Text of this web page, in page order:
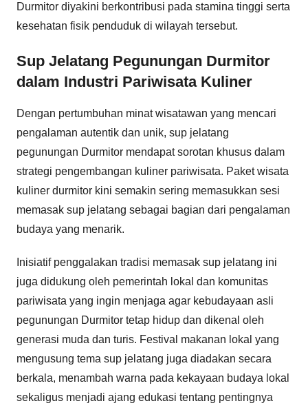
Durmitor diyakini berkontribusi pada stamina tinggi serta
kesehatan fisik penduduk di wilayah tersebut.
Sup Jelatang Pegunungan Durmitor
dalam Industri Pariwisata Kuliner
Dengan pertumbuhan minat wisatawan yang mencari
pengalaman autentik dan unik, sup jelatang
pegunungan Durmitor mendapat sorotan khusus dalam
strategi pengembangan kuliner pariwisata. Paket wisata
kuliner durmitor kini semakin sering memasukkan sesi
memasak sup jelatang sebagai bagian dari pengalaman
budaya yang menarik.
Inisiatif penggalakan tradisi memasak sup jelatang ini
juga didukung oleh pemerintah lokal dan komunitas
pariwisata yang ingin menjaga agar kebudayaan asli
pegunungan Durmitor tetap hidup dan dikenal oleh
generasi muda dan turis. Festival makanan lokal yang
mengusung tema sup jelatang juga diadakan secara
berkala, menambah warna pada kekayaan budaya lokal
sekaligus menjadi ajang edukasi tentang pentingnya